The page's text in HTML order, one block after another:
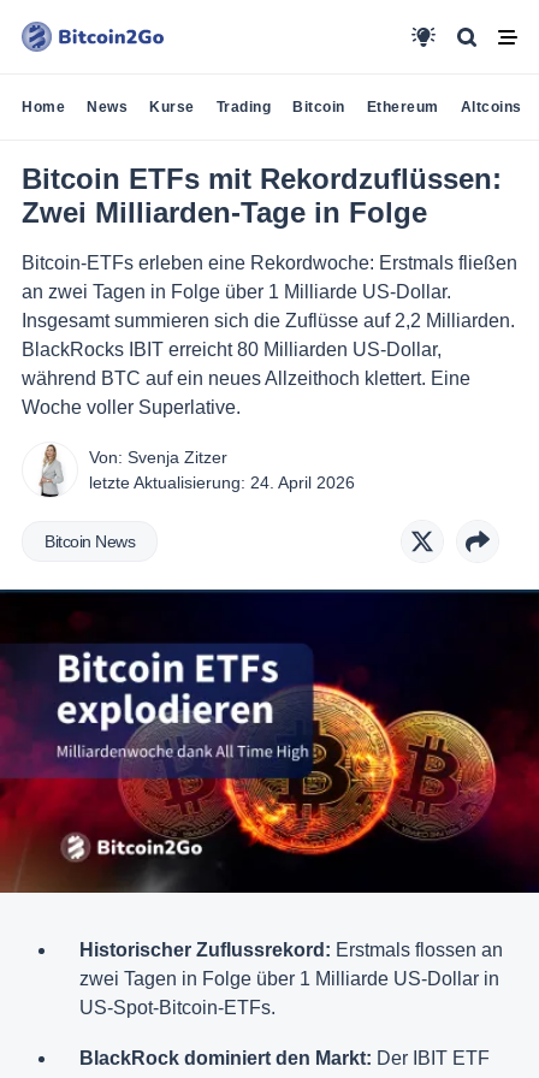
Home News Kurse Trading Bitcoin Ethereum Altcoins
Bitcoin ETFs mit Rekordzuflüssen:
Zwei Milliarden-Tage in Folge
Bitcoin-ETFs erleben eine Rekordwoche: Erstmals fließen
an zwei Tagen in Folge über 1 Milliarde US-Dollar.
Insgesamt summieren sich die Zuflüsse auf 2,2 Milliarden.
BlackRocks IBIT erreicht 80 Milliarden US-Dollar,
während BTC auf ein neues Allzeithoch klettert. Eine
Woche voller Superlative.
Von: Svenja Zitzer
letzte Aktualisierung: 24. April 2026
Bitcoin News
Historischer Zuflussrekord: Erstmals flossen an
zwei Tagen in Folge über 1 Milliarde US-Dollar in
US-Spot-Bitcoin-ETFs.
BlackRock dominiert den Markt: Der IBIT ETF